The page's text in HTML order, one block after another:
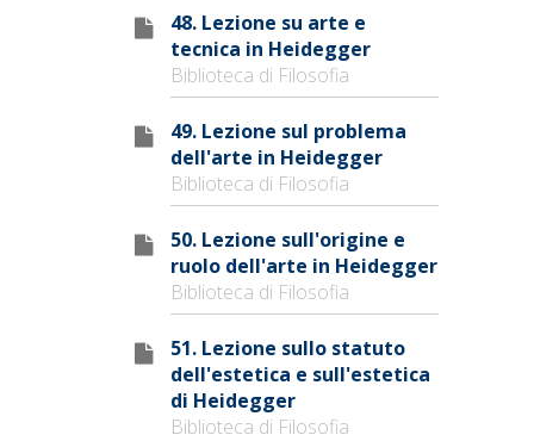
48. Lezione su arte e
tecnica in Heidegger
Biblioteca di Filosofia
49. Lezione sul problema
dell'arte in Heidegger
Biblioteca di Filosofia
50. Lezione sull'origine e
ruolo dell'arte in Heidegger
Biblioteca di Filosofia
51. Lezione sullo statuto
dell'estetica e sull'estetica
di Heidegger
Biblioteca di Filosofia